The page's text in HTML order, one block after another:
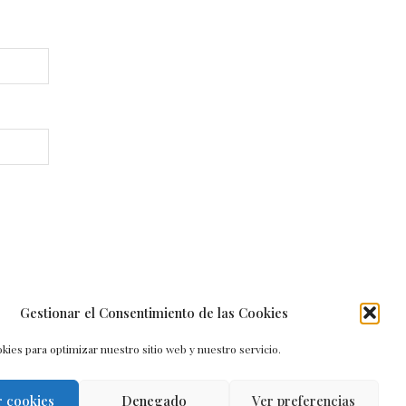
Gestionar el Consentimiento de las Cookies
para optimizar nuestro sitio web y nuestro servicio.
cookies Denegado Ver preferencias